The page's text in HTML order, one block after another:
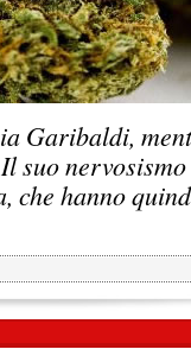
Garibaldi,
suo
hanno